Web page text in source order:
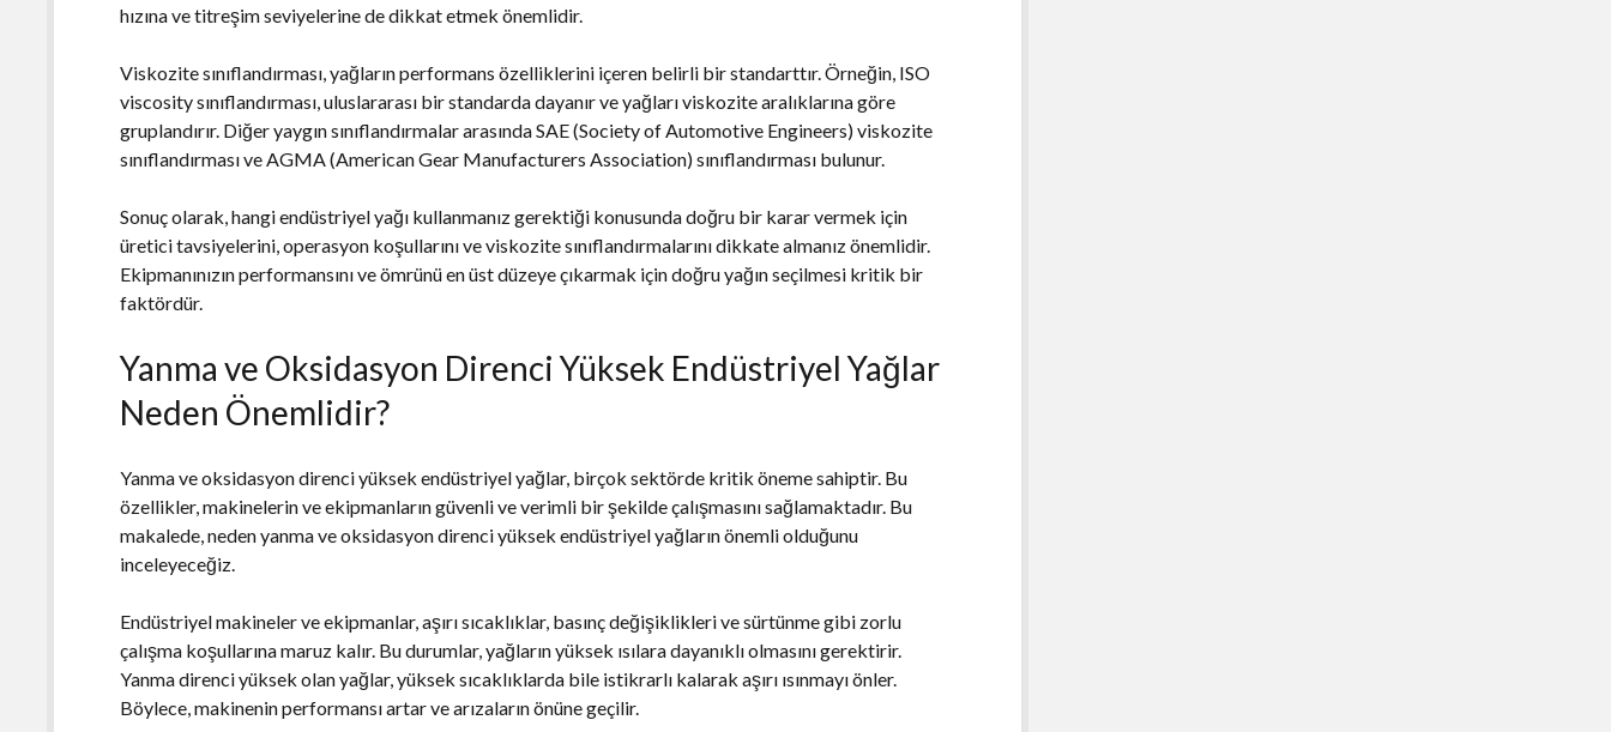
hızına ve titreşim seviyelerine de dikkat etmek önemlidir.
Viskozite sınıflandırması, yağların performans özelliklerini içeren belirli bir standarttır. Örneğin, ISO
viscosity sınıflandırması, uluslararası bir standarda dayanır ve yağları viskozite aralıklarına göre
gruplandırır. Diğer yaygın sınıflandırmalar arasında SAE (Society of Automotive Engineers) viskozite
sınıflandırması ve AGMA (American Gear Manufacturers Association) sınıflandırması bulunur.
Sonuç olarak, hangi endüstriyel yağı kullanmanız gerektiği konusunda doğru bir karar vermek için
üretici tavsiyelerini, operasyon koşullarını ve viskozite sınıflandırmalarını dikkate almanız önemlidir.
Ekipmanınızın performansını ve ömrünü en üst düzeye çıkarmak için doğru yağın seçilmesi kritik bir
faktördür.
Yanma ve Oksidasyon Direnci Yüksek Endüstriyel Yağlar
Neden Önemlidir?
Yanma ve oksidasyon direnci yüksek endüstriyel yağlar, birçok sektörde kritik öneme sahiptir. Bu
özellikler, makinelerin ve ekipmanların güvenli ve verimli bir şekilde çalışmasını sağlamaktadır. Bu
makalede, neden yanma ve oksidasyon direnci yüksek endüstriyel yağların önemli olduğunu
inceleyeceğiz.
Endüstriyel makineler ve ekipmanlar, aşırı sıcaklıklar, basınç değişiklikleri ve sürtünme gibi zorlu
çalışma koşullarına maruz kalır. Bu durumlar, yağların yüksek ısılara dayanıklı olmasını gerektirir.
Yanma direnci yüksek olan yağlar, yüksek sıcaklıklarda bile istikrarlı kalarak aşırı ısınmayı önler.
Böylece, makinenin performansı artar ve arızaların önüne geçilir.